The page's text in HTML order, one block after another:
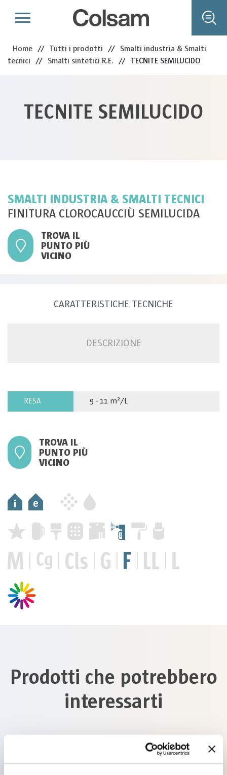
Home // Tutti i prodotti // Smalti industria & Smalti
tecnici // Smalti sintetici R.E. // TECNITE SEMILUCIDO
TECNITE SEMILUCIDO
SMALTI INDUSTRIA & SMALTI TECNICI
FINITURA CLOROCAUCCIÙ SEMILUCIDA
TROVA IL
PUNTO PIÙ
VICINO
CARATTERISTICHE TECNICHE
DESCRIZIONE
RESA 9 - 11 m²/L
TROVA IL
PUNTO PIÙ
VICINO
Prodotti che potrebbero
interessarti